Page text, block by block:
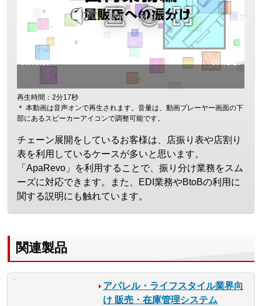
再生時間：2分17秒
＊ 本動画は音声オンで再生されます。音量は、動画プレーヤー画面の下
部にあるスピーカーアイコンで調整可能です。
チェーン展開をしているお客様は、店振り表や店割り
表を利用しているケースが多いと思います。
「ApaRevo」を利用することで、振り分け業務をスム
ーズに対応できます。また、EDI業務やBtoBの利用に
関する説明にも触れています。
関連製品
アパレル・ライフスタイル業界向
け 販売・在庫管理システム